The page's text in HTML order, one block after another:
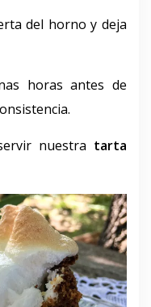
del horno y deja
horas antes de
nuestra tarta